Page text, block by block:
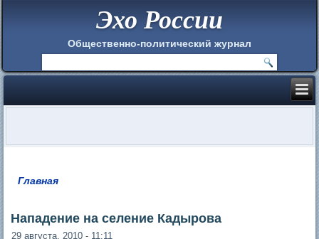
Эхо России
Общественно-политический журнал
Главная
Нападение на селение Кадырова
29 августа, 2010 - 11:11